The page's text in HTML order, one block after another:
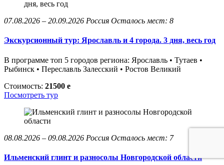
07.08.2026 – 20.09.2026 Россия Осталось мест: 8
Экскурсионный тур: Ярославль и 4 города. 3 дня, весь год
В программе топ 5 городов региона: Ярославль • Тутаев •
Рыбинск • Переславль Залесский • Ростов Великий
Стоимость: 21500 e
Посмотреть тур
08.08.2026 – 09.08.2026 Россия Осталось мест: 7
Ильменский глинт и разносолы Новгородской области